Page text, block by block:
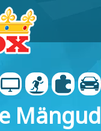
Mängud